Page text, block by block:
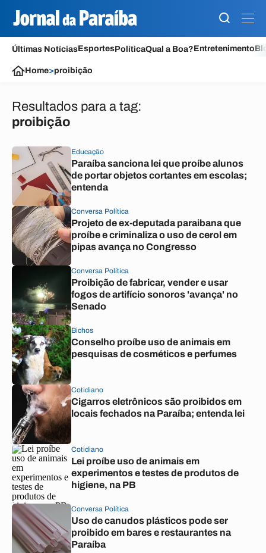
Últimas NotíciasEsportesPolíticaQual a Boa?Entretenimento
Home>proibição
Resultados para a tag:
proibição
Educação
Paraíba sanciona lei que proíbe alunos
de portar objetos cortantes em escolas;
entenda
Conversa Política
Projeto de ex-deputada paraibana que
proíbe e criminaliza o uso de cerol em
pipas avança no Congresso
Conversa Política
Proibição de fabricar, vender e usar
fogos de artifício sonoros 'avança' no
Senado
Bichos
Conselho proíbe uso de animais em
pesquisas de cosméticos e perfumes
Cotidiano
Cigarros eletrônicos são proibidos em
locais fechados na Paraíba; entenda lei
Cotidiano
Lei proíbe uso de animais em
experimentos e testes de produtos de
higiene, na PB
Conversa Política
Uso de canudos plásticos pode ser
proibido em bares e restaurantes na
Paraíba